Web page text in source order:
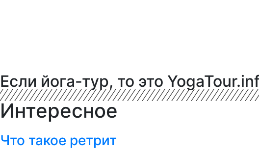
Если йога-тур, то это
Интересное
Что такое ретрит